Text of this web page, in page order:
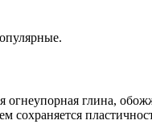
глина,
сохраняется